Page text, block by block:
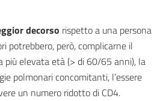
decorso rispetto a una persona
potrebbero, però, complicarne il
più elevata età (> di 60/65 anni), la
polmonari concomitanti, l’essere
un numero ridotto di CD4.